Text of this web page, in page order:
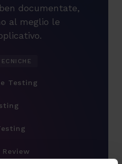
documentate,
al meglio le
Testing